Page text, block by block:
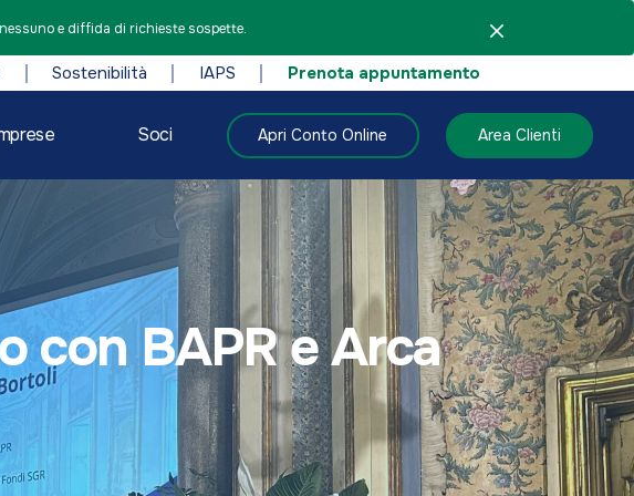
e diffida di richieste sospette.
Sostenibilità IAPS Prenota appuntamento
Soci Apri Conto Online Area Clienti
con BAPR e Arca